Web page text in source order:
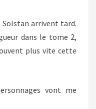
arrivent tard.
dans le tome 2,
plus vite cette
vont me